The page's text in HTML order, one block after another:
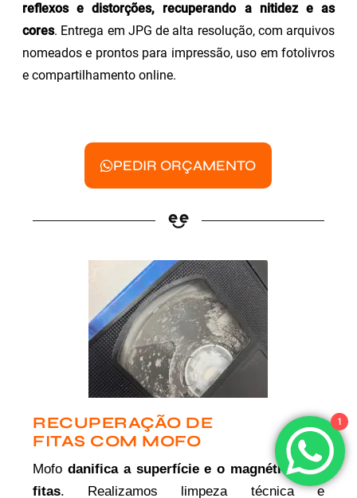
reflexos e distorções, recuperando a nitidez e as
cores. Entrega em JPG de alta resolução, com arquivos
nomeados e prontos para impressão, uso em fotolivros
e compartilhamento online.
PEDIR ORÇAMENTO
RECUPERAÇÃO DE
FITAS COM MOFO
Mofodanifica a superfície e o magnético das
fitas. Realizamos limpeza técnica e
1